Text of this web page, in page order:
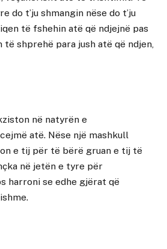
do t’ju shmangin nëse do t’ju
të fshehin atë që ndjejnë pas
shprehë para jush atë që ndjen,
në natyrën e
atë. Nëse një mashkull
e tij për të bërë gruan e tij të
në jetën e tyre për
harroni se edhe gjërat që